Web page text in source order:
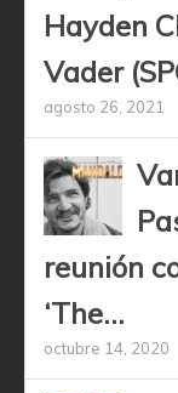
Hayden
Vader
agosto 26, 2021
reunión
‘The...
octubre 14, 2020